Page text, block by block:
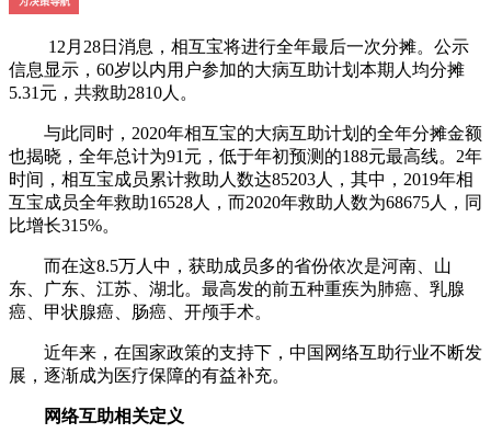
12月28日消息，相互宝将进行全年最后一次分摊。公示
信息显示，60岁以内用户参加的大病互助计划本期人均分摊
5.31元，共救助2810人。
与此同时，2020年相互宝的大病互助计划的全年分摊金额
也揭晓，全年总计为91元，低于年初预测的188元最高线。2年
时间，相互宝成员累计救助人数达85203人，其中，2019年相
互宝成员全年救助16528人，而2020年救助人数为68675人，同
比增长315%。
而在这8.5万人中，获助成员多的省份依次是河南、山
东、广东、江苏、湖北。最高发的前五种重疾为肺癌、乳腺
癌、甲状腺癌、肠癌、开颅手术。
近年来，在国家政策的支持下，中国网络互助行业不断发
展，逐渐成为医疗保障的有益补充。
网络互助相关定义